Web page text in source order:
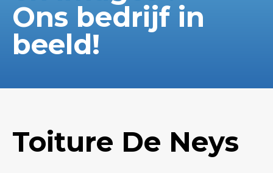
Ons bedrijf in
beeld!
Toiture De Neys